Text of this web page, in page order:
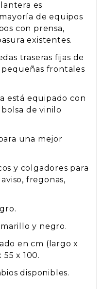
es
de equipos
con prensa,
existentes.
traseras fijas de
frontales
está equipado con
de vinilo
una mejor
y colgadores para
fregonas,
y negro.
en cm (largo x
x 100.
disponibles.